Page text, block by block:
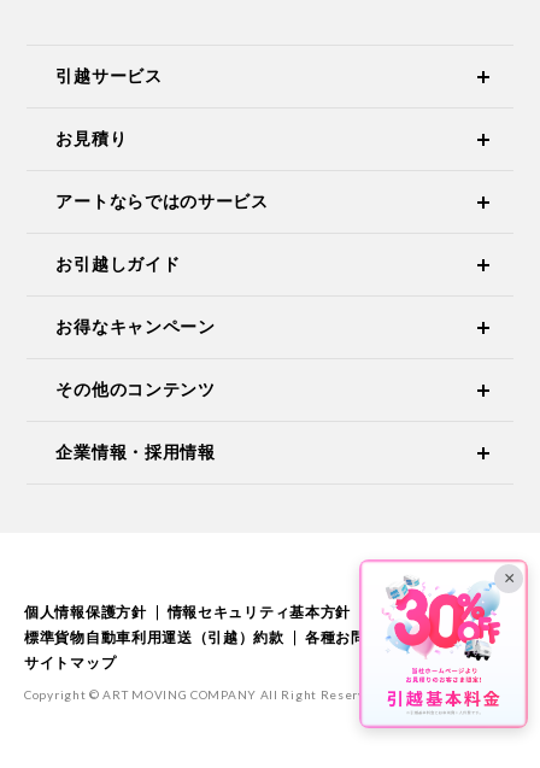
×
引越サービス
お見積り
アートならではのサービス
お引越しガイド
お得なキャンペーン
その他のコンテンツ
企業情報・採用情報
個人情報保護方針 情報セキュリティ基本方針
標準引越運送約款
標準貨物自動車利用運送（引越）約款
各種お問い合わせ
サイトマップ
Copyright © ART MOVING COMPANY All Right Reserved.